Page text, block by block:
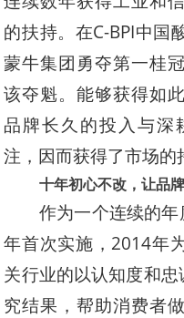
的扶持。在C-BPI中国
蒙牛集团勇夺第一桂
该夺魁。能够获得如
品牌长久的投入与深
注，因而获得了市场的
十年初心不改，让品
作为一个连续的年
年首次实施，2014年
关行业的以认知度和
究结果，帮助消费者